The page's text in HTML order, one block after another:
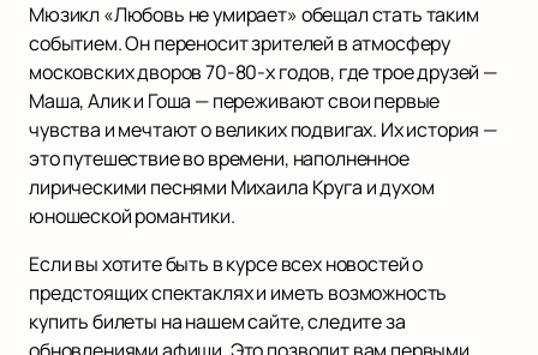
Мюзикл «Любовь не умирает» обещал стать таким
событием. Он переносит зрителей в атмосферу
московских дворов 70-80-х годов, где трое друзей —
Маша, Алик и Гоша — переживают свои первые
чувства и мечтают о великих подвигах. Их история —
это путешествие во времени, наполненное
лирическими песнями Михаила Круга и духом
юношеской романтики.
Если вы хотите быть в курсе всех новостей о
предстоящих спектаклях и иметь возможность
купить билеты на нашем сайте, следите за